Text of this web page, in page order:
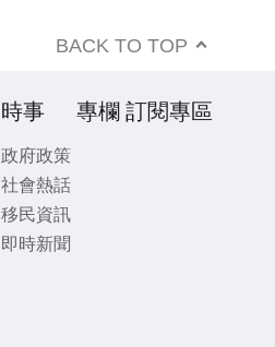
BACK TO TOP
時事
政府政策
社會熱話
移民資訊
即時新聞
專欄 訂閱專區